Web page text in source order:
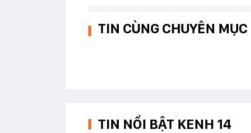
TIN CÙNG CHUYÊN MỤC
TIN NỔI BẬT KENH 14